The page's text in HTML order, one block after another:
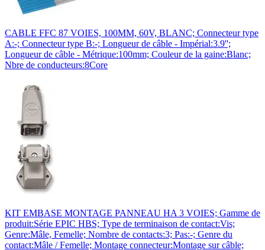
CABLE FFC 87 VOIES, 100MM, 60V, BLANC; Connecteur type
A:-; Connecteur type B:-; Longueur de câble - Impérial:3.9'';
Longueur de câble - Métrique:100mm; Couleur de la gaine:Blanc;
Nbre de conducteurs:8Core
KIT EMBASE MONTAGE PANNEAU HA 3 VOIES; Gamme de
produit:Série EPIC HBS; Type de terminaison de contact:Vis;
Genre:Mâle, Femelle; Nombre de contacts:3; Pas:-; Genre du
contact:Mâle / Femelle; Montage connecteur:Montage sur câble;